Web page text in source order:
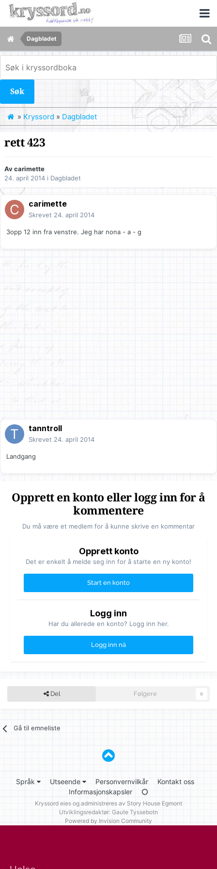
Dagbladet
Søk
» Kryssord » Dagbladet
rett 423
Avcarimette
24. april 2014 i Dagbladet
carimette
Skrevet 24. april 2014
3opp 12 inn fra venstre. Jeg har nona - a - g
tanntroll
Skrevet 24. april 2014
Landgang
Opprett en konto eller logg inn for å
kommentere
Du må være et medlem for å kunne skrive en kommentar
Opprett konto
Det er enkelt å melde seg inn for å starte en ny konto!
Start en konto
Logg inn
Har du allerede en konto? Logg inn her.
Logg inn nå
Del Følgere 0
Gå til emneliste
Språk Utseende Personvernvilkår
Kontakt oss
Informasjonskapsler
Kryssord eies og administreres av Story House Egmont
Utviklingsredaktør: Gaute Tyssebotn
Powered by Invision Community